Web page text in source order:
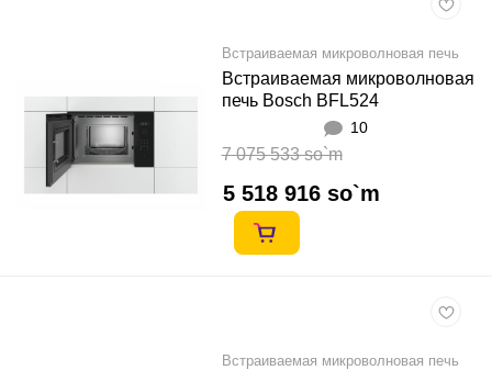
Встраиваемая микроволновая печь
Встраиваемая микроволновая
печь Bosch BFL524
10
7 075 533 so`m
5 518 916 so`m
Встраиваемая микроволновая печь